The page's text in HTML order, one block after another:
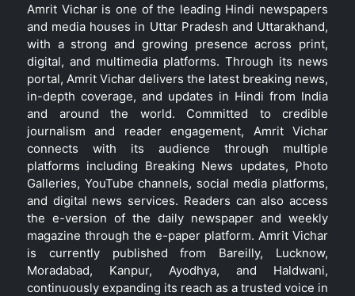
Amrit Vichar is one of the leading Hindi newspapers
and media houses in Uttar Pradesh and Uttarakhand,
with a strong and growing presence across print,
digital, and multimedia platforms. Through its news
portal, Amrit Vichar delivers the latest breaking news,
in-depth coverage, and updates in Hindi from India
and around the world. Committed to credible
journalism and reader engagement, Amrit Vichar
connects with its audience through multiple
platforms including Breaking News updates, Photo
Galleries, YouTube channels, social media platforms,
and digital news services. Readers can also access
the e-version of the daily newspaper and weekly
magazine through the e-paper platform. Amrit Vichar
is currently published from Bareilly, Lucknow,
Moradabad, Kanpur, Ayodhya, and Haldwani,
continuously expanding its reach as a trusted voice in